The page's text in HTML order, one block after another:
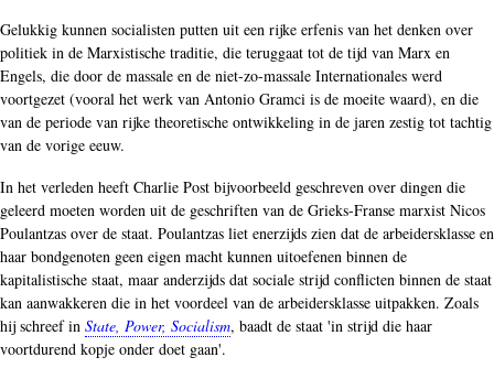
Gelukkig kunnen socialisten putten uit een rijke erfenis van het denken over
politiek in de Marxistische traditie, die teruggaat tot de tijd van Marx en
Engels, die door de massale en de niet-zo-massale Internationales werd
voortgezet (vooral het werk van Antonio Gramci is de moeite waard), en die
van de periode van rijke theoretische ontwikkeling in de jaren zestig tot tachtig
van de vorige eeuw.
In het verleden heeft Charlie Post bijvoorbeeld geschreven over dingen die
geleerd moeten worden uit de geschriften van de Grieks-Franse marxist Nicos
Poulantzas over de staat. Poulantzas liet enerzijds zien dat de arbeidersklasse en
haar bondgenoten geen eigen macht kunnen uitoefenen binnen de
kapitalistische staat, maar anderzijds dat sociale strijd conflicten binnen de staat
kan aanwakkeren die in het voordeel van de arbeidersklasse uitpakken. Zoals
hij schreef in State, Power, Socialism, baadt de staat 'in strijd die haar
voortdurend kopje onder doet gaan'.